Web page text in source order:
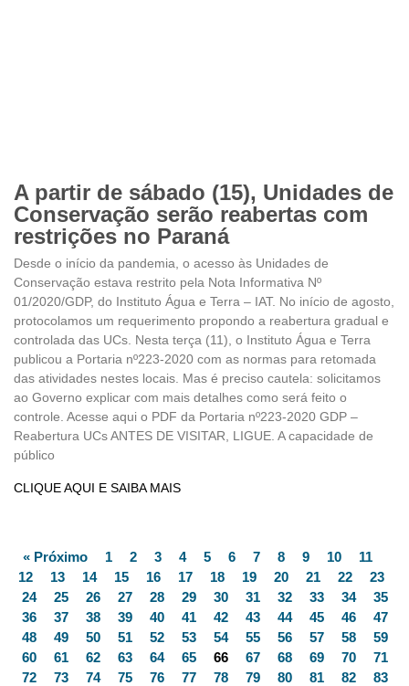
A partir de sábado (15), Unidades de
Conservação serão reabertas com
restrições no Paraná
Desde o início da pandemia, o acesso às Unidades de
Conservação estava restrito pela Nota Informativa Nº
01/2020/GDP, do Instituto Água e Terra – IAT. No início de agosto,
protocolamos um requerimento propondo a reabertura gradual e
controlada das UCs. Nesta terça (11), o Instituto Água e Terra
publicou a Portaria nº223-2020 com as normas para retomada
das atividades nestes locais. Mas é preciso cautela: solicitamos
ao Governo explicar com mais detalhes como será feito o
controle. Acesse aqui o PDF da Portaria nº223-2020 GDP –
Reabertura UCs ANTES DE VISITAR, LIGUE. A capacidade de
público
CLIQUE AQUI E SAIBA MAIS
« Próximo 1 2 3 4 5 6 7 8 9 10
11
12
13 14 15 16 17 18 19 20 21 22
23
24
25 26 27 28 29 30 31 32 33 34
35
36
37 38 39 40 41 42 43 44 45 46
47
48
49 50 51 52 53 54 55 56 57 58
59
60
61 62 63 64 65 66 67 68 69 70
71
72
73 74 75 76 77 78 79 80 81 82
83